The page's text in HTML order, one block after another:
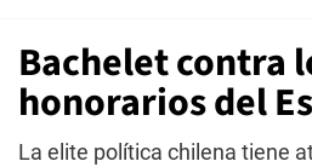
Bachelet contra
honorarios del
La elite política chilena tiene